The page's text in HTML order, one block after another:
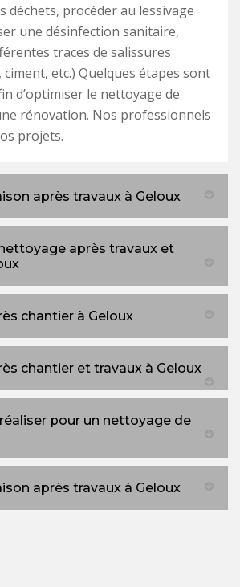
déchets, procéder au lessivage
une désinfection sanitaire,
traces de salissures
etc.) Quelques étapes sont
d’optimiser le nettoyage de
rénovation. Nos professionnels
projets.
après travaux à Geloux
après travaux et
chantier à Geloux
chantier et travaux à Geloux
pour un nettoyage de
après travaux à Geloux